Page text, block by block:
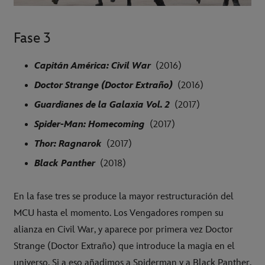
Fase 3
Capitán América: Civil War (2016)
Doctor Strange (Doctor Extraño) (2016)
Guardianes de la Galaxia Vol. 2 (2017)
Spider-Man: Homecoming (2017)
Thor: Ragnarok (2017)
Black Panther (2018)
En la fase tres se produce la mayor restructuración del
MCU hasta el momento. Los Vengadores rompen su
alianza en Civil War, y aparece por primera vez Doctor
Strange (Doctor Extraño) que introduce la magia en el
universo. Si a eso añadimos a Spiderman y a Black Panther,